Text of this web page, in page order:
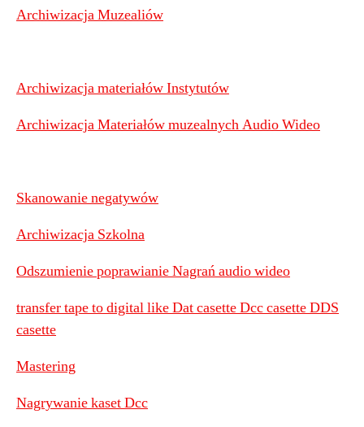
Archiwizacja Muzealiów
Archiwizacja materiałów Instytutów
Archiwizacja Materiałów muzealnych Audio Wideo
Skanowanie negatywów
Archiwizacja Szkolna
Odszumienie poprawianie Nagrań audio wideo
transfer tape to digital like Dat casette Dcc casette DDS
casette
Mastering
Nagrywanie kaset Dcc